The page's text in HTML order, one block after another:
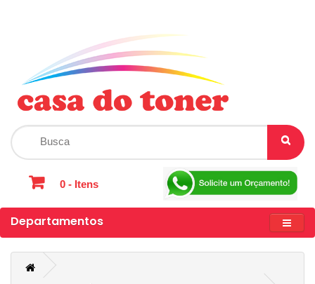
0 - Itens
Departamentos